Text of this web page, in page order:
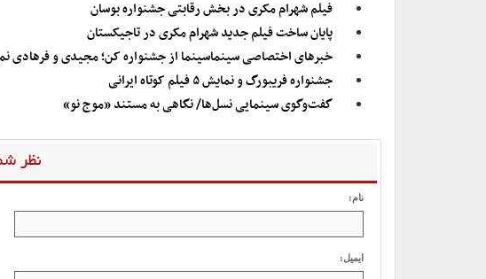
فیلم شهرام مکری در بخش رقابتی جشنواره بوسان
پایان ساخت فیلم جدید شهرام مکری در تاجیکستان
خبرهای اختصاصی سینماسینما از جشنواره کن؛ مجیدی و فرهادی
جشنواره فریبورگ و نمایش ۵ فیلم کوتاه ایرانی
گفت‌وگوی سینمایی نسل‌ها/ نگاهی به مستند «موج نو»
نظر
نام:
ایمیل: